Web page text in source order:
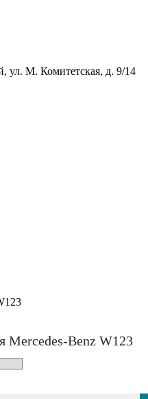
ул. М. Комитетская, д. 9/14
Mercedes-Benz W123